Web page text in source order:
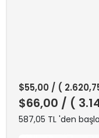
$55,00 / (
$66,00 / (
587,05 TL 'den